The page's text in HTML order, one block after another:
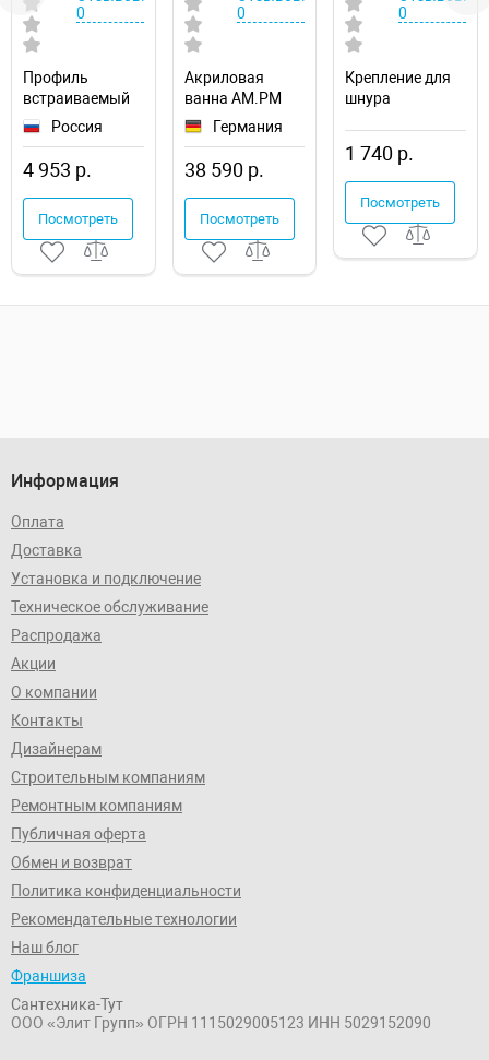
0
Профиль
встраиваемый
Arlight LINIA32
Россия
4 953 р.
Посмотреть
0
Акриловая
ванна AM.PM
Func 170х70
W84A-170-070W-
A
Германия
38 590 р.
Посмотреть
0
Крепление для
шнура
a063430
1 740 р.
Посмотреть
Информация
Оплата
Доставка
Установка и подключение
Техническое обслуживание
Распродажа
Акции
О компании
Контакты
Дизайнерам
Строительным компаниям
Ремонтным компаниям
Публичная оферта
Обмен и возврат
Политика конфиденциальности
Рекомендательные технологии
Наш блог
Франшиза
Сантехника-Тут
ООО «Элит Групп» ОГРН 1115029005123 ИНН 5029152090